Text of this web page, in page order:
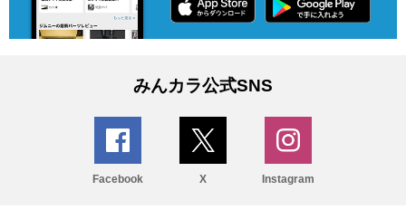
みんカラ公式SNS
Facebook X Instagram